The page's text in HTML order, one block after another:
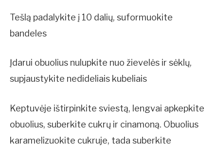
Tešlą padalykite į 10 dalių, suformuokite
bandeles
Įdarui obuolius nulupkite nuo žievelės ir sėklų,
supjaustykite nedideliais kubeliais
Keptuvėje ištirpinkite sviestą, lengvai apkepkite
obuolius, suberkite cukrų ir cinamoną. Obuolius
karamelizuokite cukruje, tada suberkite